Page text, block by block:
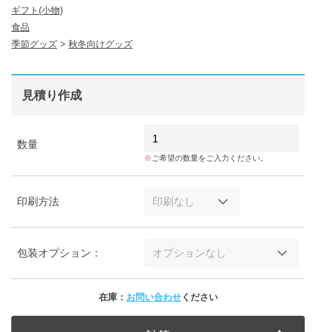
ギフト(小物)
食品
季節グッズ > 秋冬向けグッズ
見積り作成
数量
ご希望の数量をご入力ください。
印刷方法
包装オプション：
在庫： お問い合わせください